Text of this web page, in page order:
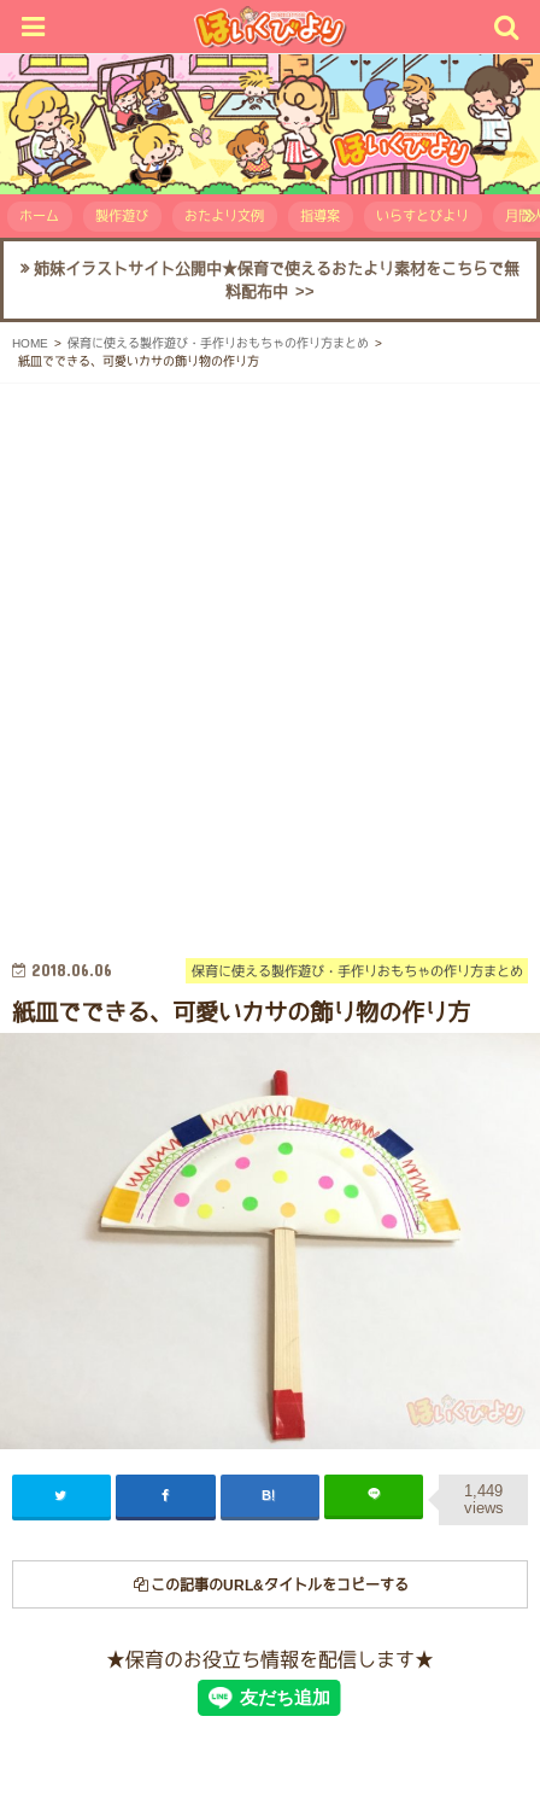
ホーム 製作遊び おたより文例 指導案 いらすとびより 月間
姉妹イラストサイト公開中★保育で使えるおたより素材をこちらで無
料配布中 >>
HOME
保育に使える製作遊び・手作りおもちゃの作り方まとめ
紙皿でできる、可愛いカサの飾り物の作り方
保育に使える製作遊び・手作りおもちゃの作り方まとめ
2018.06.06
紙皿でできる、可愛いカサの飾り物の作り方
1,449
views
この記事のURL&タイトルをコピーする
★保育のお役立ち情報を配信します★